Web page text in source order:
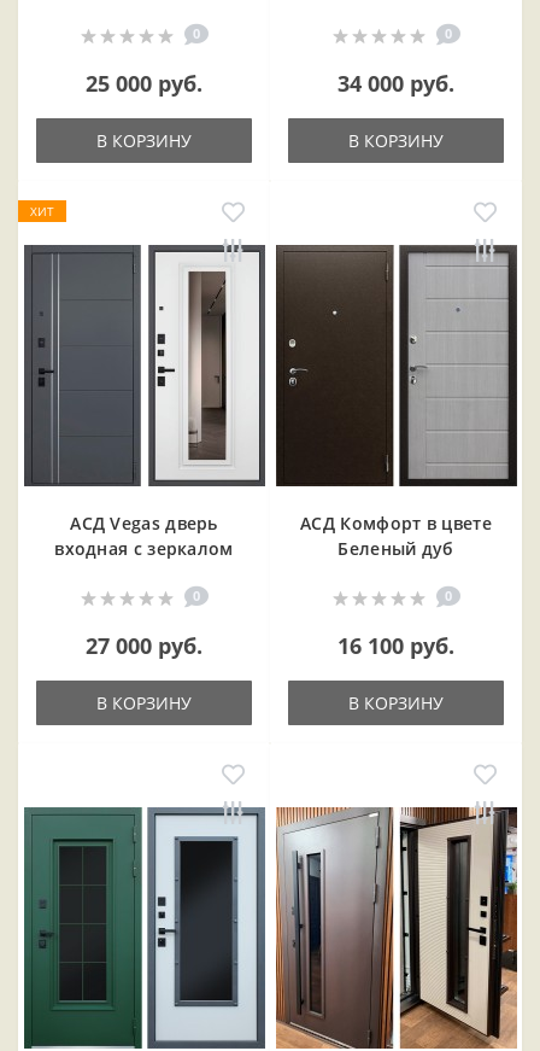
0
25 000 руб.
В КОРЗИНУ
0
34 000 руб.
В КОРЗИНУ
ХИТ
АСД Vegas дверь
входная с зеркалом
0
27 000 руб.
В КОРЗИНУ
АСД Комфорт в цвете
Беленый дуб
0
16 100 руб.
В КОРЗИНУ